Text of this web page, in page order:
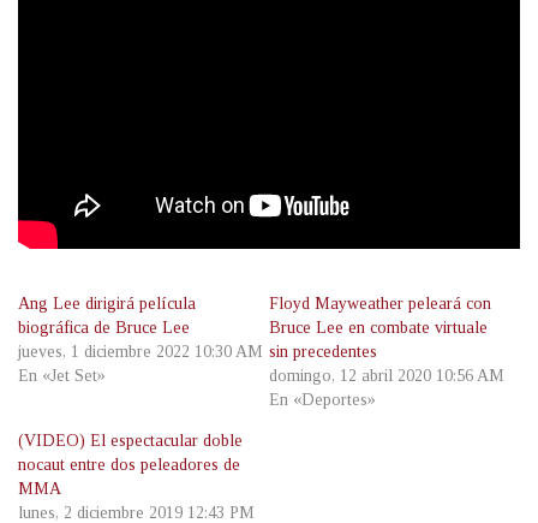
Ang Lee dirigirá película
biográfica de Bruce Lee
jueves, 1 diciembre 2022 10:30 AM
En «Jet Set»
Floyd Mayweather peleará con
Bruce Lee en combate virtuale
sin precedentes
domingo, 12 abril 2020 10:56 AM
En «Deportes»
(VIDEO) El espectacular doble
nocaut entre dos peleadores de
MMA
lunes, 2 diciembre 2019 12:43 PM